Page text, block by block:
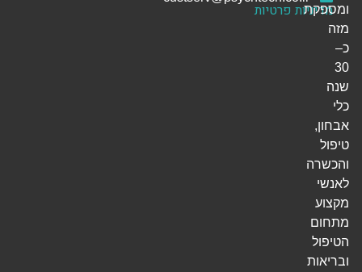
מדיניות פרטיות
ומספקת
מזה
כ–
30
שנה
כלי
אבחון,
טיפול
והכשרה
לאנשי
מקצוע
מתחום
הטיפול
ובריאות